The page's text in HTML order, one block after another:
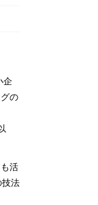
企
の
活
法